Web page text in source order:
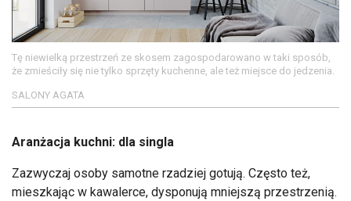
Tę niewielką przestrzeń ze skosem zagospodarowano w taki sposób,
że zmieściły się nie tylko sprzęty kuchenne, ale też miejsce do jedzenia.
SALONY AGATA
Aranżacja kuchni: dla singla
Zazwyczaj osoby samotne rzadziej gotują. Często też,
mieszkając w kawalerce, dysponują mniejszą przestrzenią.